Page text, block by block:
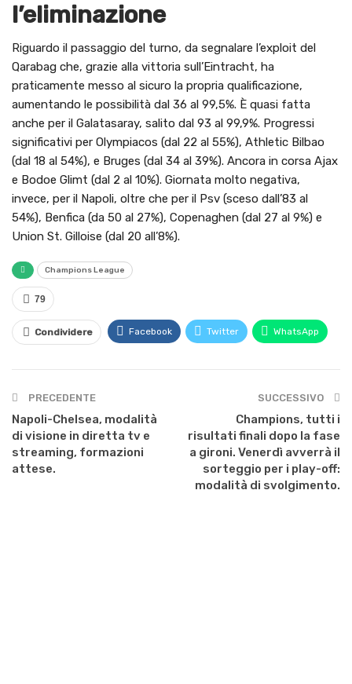
l’eliminazione
Riguardo il passaggio del turno, da segnalare l’exploit del
Qarabag che, grazie alla vittoria sull’Eintracht, ha
praticamente messo al sicuro la propria qualificazione,
aumentando le possibilità dal 36 al 99,5%. È quasi fatta
anche per il Galatasaray, salito dal 93 al 99,9%. Progressi
significativi per Olympiacos (dal 22 al 55%), Athletic Bilbao
(dal 18 al 54%), e Bruges (dal 34 al 39%). Ancora in corsa Ajax
e Bodoe Glimt (dal 2 al 10%). Giornata molto negativa,
invece, per il Napoli, oltre che per il Psv (sceso dall’83 al
54%), Benfica (da 50 al 27%), Copenaghen (dal 27 al 9%) e
Union St. Gilloise (dal 20 all’8%).
Champions League
79
Condividere Facebook Twitter WhatsApp
PRECEDENTE
Napoli-Chelsea, modalità
di visione in diretta tv e
streaming, formazioni
attese.
SUCCESSIVO
Champions, tutti i
risultati finali dopo la fase
a gironi. Venerdì avverrà il
sorteggio per i play-off:
modalità di svolgimento.